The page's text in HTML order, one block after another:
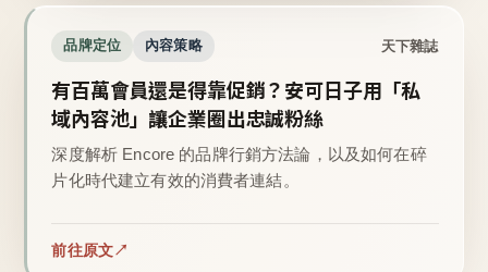
品牌定位 內容策略 天下雜誌
有百萬會員還是得靠促銷？安可日子用「私
域內容池」讓企業圈出忠誠粉絲
深度解析 Encore 的品牌行銷方法論，以及如何在碎
片化時代建立有效的消費者連結。
前往原文